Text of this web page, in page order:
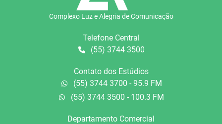
Complexo Luz e Alegria de Comunicação
Telefone Central
(55) 3744 3500
Contato dos Estúdios
(55) 3744 3700 - 95.9 FM
(55) 3744 3500 - 100.3 FM
Departamento Comercial